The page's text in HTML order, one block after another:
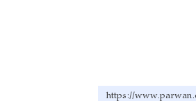
https://